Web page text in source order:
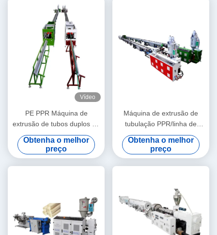
Vídeo
PE PPR Máquina de
extrusão de tubos duplos de
alta velocidade 16 - 32 MM
extrusora de parafuso único
SJ90/33
Obtenha o melhor
preço
Máquina de extrusão de
tubulação PPR/linha de
produção 20-63 da
tubulação PPR
Obtenha o melhor
preço